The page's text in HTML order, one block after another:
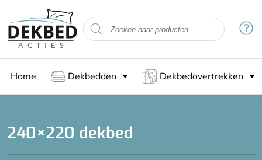
Home Dekbedden Dekbedovertrekken
240×220 dekbed
Filteren
Vulling
Bamboe
Katoen